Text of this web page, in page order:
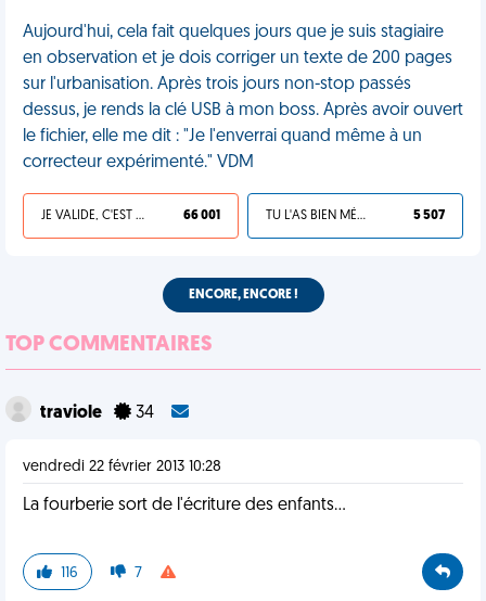
Aujourd'hui, cela fait quelques jours que je suis stagiaire
en observation et je dois corriger un texte de 200 pages
sur l'urbanisation. Après trois jours non-stop passés
dessus, je rends la clé USB à mon boss. Après avoir ouvert
le fichier, elle me dit : "Je l'enverrai quand même à un
correcteur expérimenté." VDM
JE VALIDE, C'EST UNE VDM 66 001 TU L'AS BIEN MÉRITÉ 5 507
ENCORE, ENCORE !
TOP COMMENTAIRES
traviole 34
vendredi 22 février 2013 10:28
La fourberie sort de l'écriture des enfants...
116 7